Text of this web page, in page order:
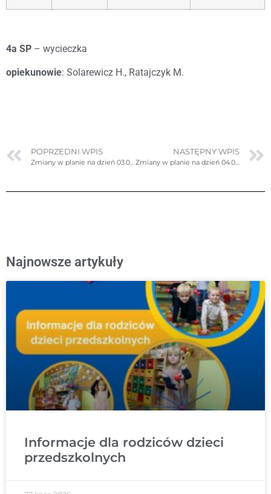
4a SP – wycieczka
opiekunowie: Solarewicz H., Ratajczyk M.
POPRZEDNI WPIS
Zmiany w planie na dzień 03.04.2023r.
NASTĘPNY WPIS
Zmiany w planie na dzień 04.04.2023r.-poprawione
Najnowsze artykuły
Informacje dla rodziców dzieci
przedszkolnych